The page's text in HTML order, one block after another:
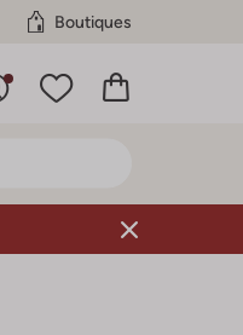
Boutiques